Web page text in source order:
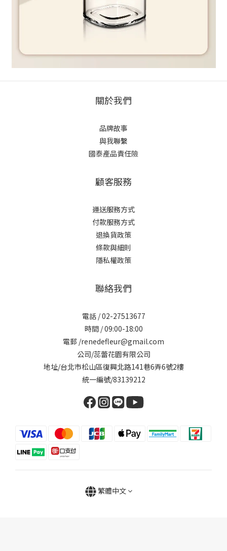
關於我們
品牌故事
與我聯繫
國泰產品責任險
顧客服務
運送服務方式
付款服務方式
退換貨政策
條款與細則
隱私權政策
聯絡我們
電話 / 02-27513677
時間 / 09:00-18:00
電郵 /renedefleur@gmail.com
公司/蕊蕾花園有限公司
地址/台北市松山區復興北路141巷6弄6號2樓
統一編號/83139212
繁體中文